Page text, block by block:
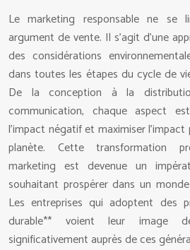
Le marketing responsable ne
argument de vente. Il s’agit d’une
des considérations
dans toutes les étapes du cycle de
De la conception à la
communication, chaque aspect
l’impact négatif et maximiser
planète. Cette transformation
marketing est devenue un
souhaitant prospérer dans un
Les entreprises qui adoptent des
durable** voient leur image
significativement auprès de ces